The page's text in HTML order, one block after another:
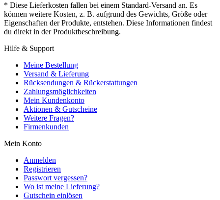
* Diese Lieferkosten fallen bei einem Standard-Versand an. Es
können weitere Kosten, z. B. aufgrund des Gewichts, Größe oder
Eigenschaften der Produkte, entstehen. Diese Informationen findest
du direkt in der Produktbeschreibung.
Hilfe & Support
Meine Bestellung
Versand & Lieferung
Rücksendungen & Rückerstattungen
Zahlungsmöglichkeiten
Mein Kundenkonto
Aktionen & Gutscheine
Weitere Fragen?
Firmenkunden
Mein Konto
Anmelden
Registrieren
Passwort vergessen?
Wo ist meine Lieferung?
Gutschein einlösen